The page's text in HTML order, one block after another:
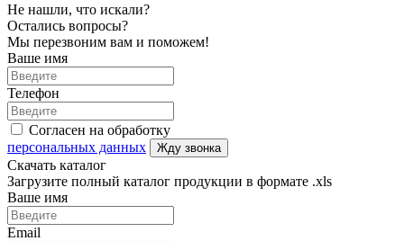
Не нашли, что искали?
Остались вопросы?
Мы перезвоним вам и поможем!
Ваше имя
Телефон
Согласен на обработку
персональных данных
Жду звонка
Скачать каталог
Загрузите полный каталог продукции в формате .xls
Ваше имя
Email